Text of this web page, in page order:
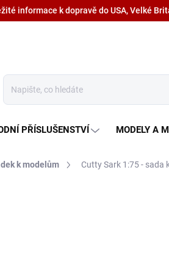
PŘÍSLUŠENSTVÍ MODELY A
k modelům Cutty Sark 1:75 - sada
informace k dopravě do USA, Velké